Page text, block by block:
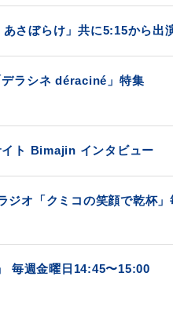
さぼらけ」共に5:15から出
ラシネ déraciné」特集
ト Bimajin インタビュー
オ「クミコの笑顔で乾杯
毎週金曜日14:45〜15:00